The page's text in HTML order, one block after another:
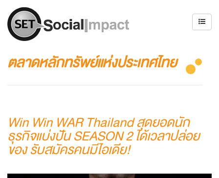
ตลาดหลักทรัพย์แห่งประเทศไทย
Win Win WAR Thailand สุดยอดนัก
ธุรกิจแบ่งปัน SEASON 2 ได้เวลาปล่อย
ของ รับสมัครคนมีไอเดีย!